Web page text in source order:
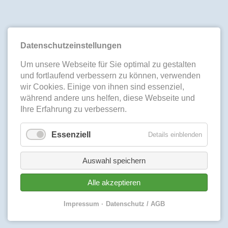
Datenschutzeinstellungen
Um unsere Webseite für Sie optimal zu gestalten
und fortlaufend verbessern zu können, verwenden
wir Cookies. Einige von ihnen sind essenziel,
während andere uns helfen, diese Webseite und
Ihre Erfahrung zu verbessern.
Essenziell Details einblenden
Auswahl speichern
Alle akzeptieren
Impressum Datenschutz / AGB